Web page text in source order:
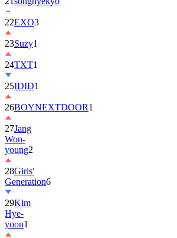
22EXO3
23Suzy1
24TXT1
25IDID1
26BOYNEXTDOOR1
27Jang
Won-
young2
28Girls'
Generation6
29Kim
Hye-
yoon1